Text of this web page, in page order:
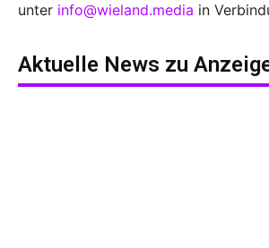
unter info@wieland.media in
Aktuelle News zu